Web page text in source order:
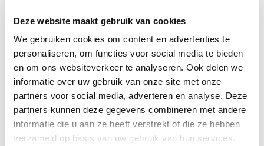
Deze website maakt gebruik van cookies
We gebruiken cookies om content en advertenties te
personaliseren, om functies voor social media te bieden
en om ons websiteverkeer te analyseren. Ook delen we
informatie over uw gebruik van onze site met onze
partners voor social media, adverteren en analyse. Deze
partners kunnen deze gegevens combineren met andere
informatie die u aan ze heeft verstrekt of die ze hebben
verzameld op basis van uw gebruik van hun services.
ACTIE